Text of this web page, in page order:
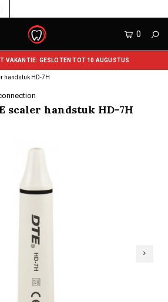
0
VAKANTIE: GESLOTEN TOT 10 AUGUSTUS
handstuk HD-7H
scaler handstuk HD-7H